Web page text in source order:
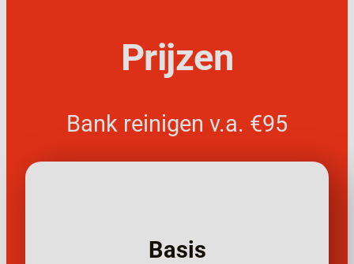
Prijzen
Bank reinigen v.a. €95
Basis